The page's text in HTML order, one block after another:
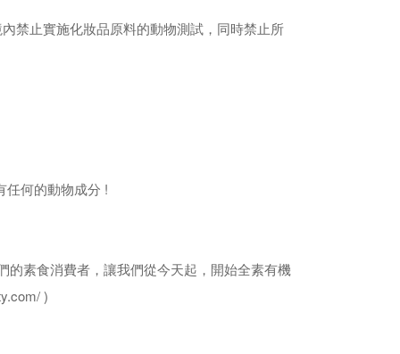
禁止實施化妝品原料的動物測試，同時禁止所
任何的動物成分 !
的素食消費者，讓我們從今天起，開始全素有機
)